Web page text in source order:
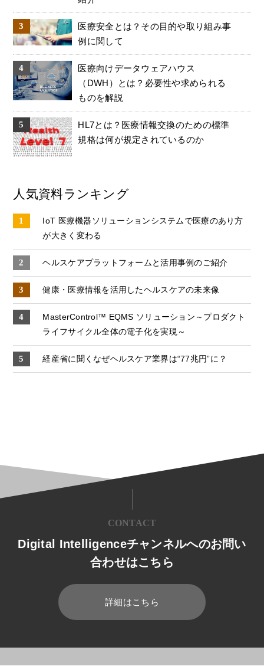
医療安全とは？その目的や取り組み事
例に関して
医療向けデータウェアハウス
（DWH）とは？必要性や求められる
ものを解説
HL7とは？医療情報交換のための標準
規格は何が規定されているのか
人気資料ランキング
IoT 医療機器ソリューションシステムで医療のあり方
が大きく変わる
ヘルスケアプラットフォームと活用事例のご紹介
健康・医療情報を活用したヘルスケアの未来像
MasterControl™ EQMS ソリューション～プロダクト
ライフサイクル全体の電子化を実現～
経産省に聞くなぜヘルスケア業界は“77兆円”に？
CONTACT
Digital Intelligenceチャンネルへのお問い
合わせはこちら
詳細はこちら